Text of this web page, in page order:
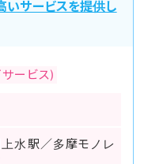
いサービスを提供し
ービス)
水駅／多摩モノレ